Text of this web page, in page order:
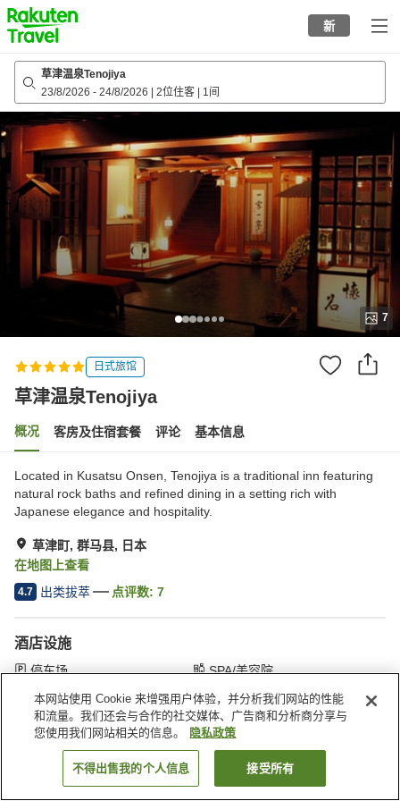
to
top
page
新
草津温泉Tenojiya
23/8/2026 - 24/8/2026 2位住客 1间
7
日式旅馆
草津温泉Tenojiya
概况 客房及住宿套餐 评论 基本信息
Located in Kusatsu Onsen, Tenojiya is a traditional inn featuring
natural rock baths and refined dining in a setting rich with
Japanese elegance and hospitality.
草津町, 群马县, 日本
在地图上查看
4.7 出类拔萃 点评数: 7
酒店设施
停车场
SPA/美容院
首页 日本 群马县 草津町 草津温泉Tenojiya
搜索客房
本网站使用 Cookie 来增强用户体验，并分析我们网站的性能
和流量。我们还会与合作的社交媒体、广告商和分析商分享与
您使用我们网站相关的信息。
隐私政策
不得出售我的个人信息 接受所有